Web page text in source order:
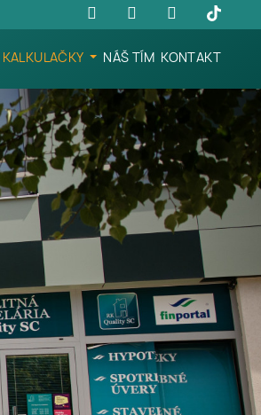
KALKULAČKY NÁŠ TÍM KONTAKT